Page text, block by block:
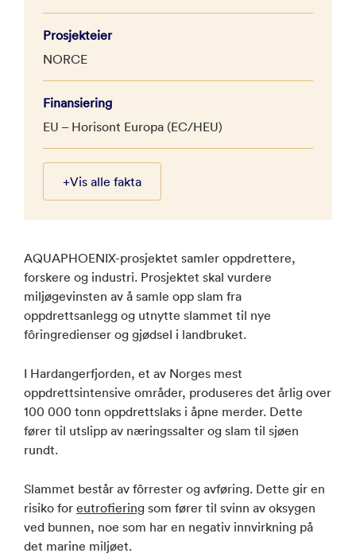
Prosjekteier
NORCE
Finansiering
EU – Horisont Europa (EC/HEU)
+Vis alle fakta
AQUAPHOENIX-prosjektet samler oppdrettere,
forskere og industri. Prosjektet skal vurdere
miljøgevinsten av å samle opp slam fra
oppdrettsanlegg og utnytte slammet til nye
fôringredienser og gjødsel i landbruket.
I Hardangerfjorden, et av Norges mest
oppdrettsintensive områder, produseres det årlig over
100 000 tonn oppdrettslaks i åpne merder. Dette
fører til utslipp av næringssalter og slam til sjøen
rundt.
Slammet består av fôrrester og avføring. Dette gir en
risiko for eutrofiering som fører til svinn av oksygen
ved bunnen, noe som har en negativ innvirkning på
det marine miljøet.